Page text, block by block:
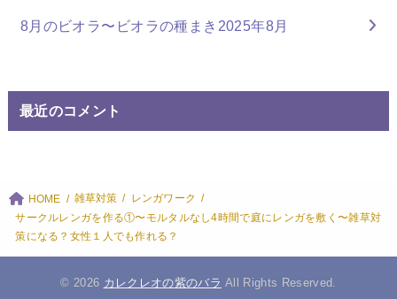
8月のビオラ〜ビオラの種まき2025年8月
最近のコメント
HOME 雑草対策
レンガワーク
サークルレンガを作る①〜モルタルなし4時間で庭にレンガを敷く〜雑草対
策になる？女性１人でも作れる？
© 2026 カレクレオの紫のバラ All Rights Reserved.